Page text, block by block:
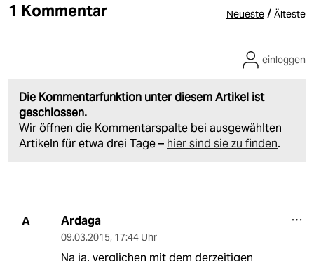
1 Kommentar Neueste / Älteste
Die Kommentarfunktion unter diesem Artikel ist
geschlossen.
Wir öffnen die Kommentarspalte bei ausgewählten
Artikeln für etwa drei Tage – hier sind sie zu finden.
einloggen
A Ardaga
09.03.2015, 17:44 Uhr